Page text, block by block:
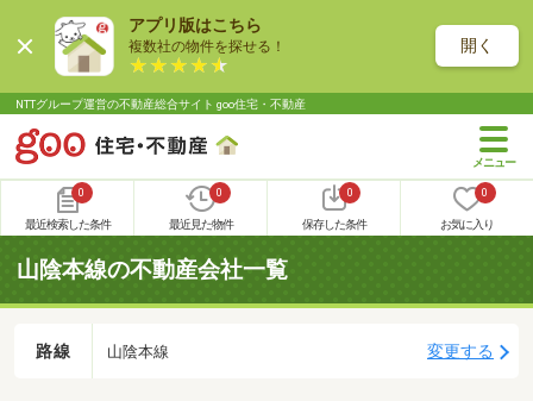
アプリ版はこちら
複数社の物件を探せる！ 開く
NTTグループ運営の不動産総合サイト goo住宅・不動産
0
最近検索した条件
0
最近見た物件
0
保存した条件
0
お気に入り
山陰本線の不動産会社一覧
路線 山陰本線 変更する